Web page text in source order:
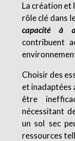
La création et
rôle clé dans
capacité à
contribuent
Choisir des
et inadaptées
être
nécessitant
un sol sec
ressources